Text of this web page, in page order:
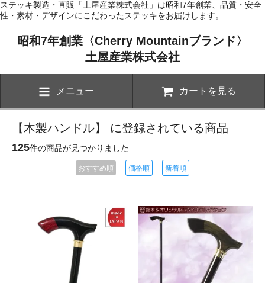
ステッキ製造・直販「土屋産業株式会社」は昭和7年創業、品質・安全
性・素材・デザインにこだわったステッキをお届けします。
昭和7年創業〈Cherry Mountainブランド〉
土屋産業株式会社
メニュー カートを見る
【木製ハンドル】 に登録されている商品
125件の商品が見つかりました
おすすめ順 価格順 新着順